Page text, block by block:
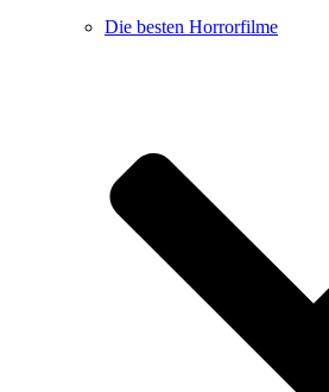
Die besten Horrorfilme